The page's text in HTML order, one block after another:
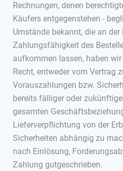
Rechnungen, denen
Käufers entgegenstehen -
Umstände bekannt, die an
Zahlungsfähigkeit des
aufkommen lassen, haben
Recht, entweder vom Vertrag
Vorauszahlungen bzw.
bereits fälliger oder
gesamten
Lieferverpflichtung von der
Sicherheiten abhängig zu
nach Einlösung,
Zahlung gutgeschrieben.